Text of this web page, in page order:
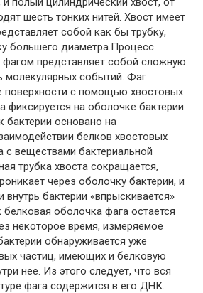
шесть тонких нитей. Хвост имеет
собой как бы трубку,
большего диаметра.Процесс
фагом представляет собой сложную
молекулярных событий. Фаг
поверхности с помощью хвостовых
фиксируется на оболочке бактерии.
бактерии основано на
белков хвостовых
с веществами бактериальной
трубка хвоста сокращается,
через оболочку бактерии, и
внутрь бактерии «впрыскивается»
оболочка фага остается
некоторое время, измеряемое
обнаруживается уже
частиц, имеющих и белковую
нее. Из этого следует, что вся
фага содержится в его ДНК.